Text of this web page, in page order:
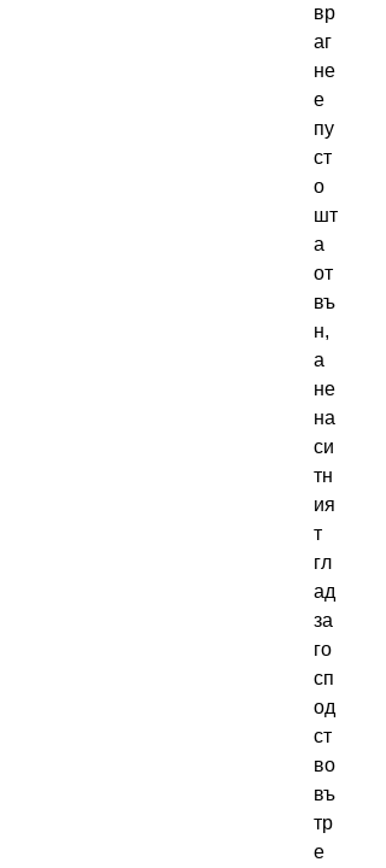
вр
аг
не
е
пу
ст
о
шт
а
от
въ
н,
а
не
на
си
тн
ия
т
гл
ад
за
го
сп
од
ст
во
въ
тр
е